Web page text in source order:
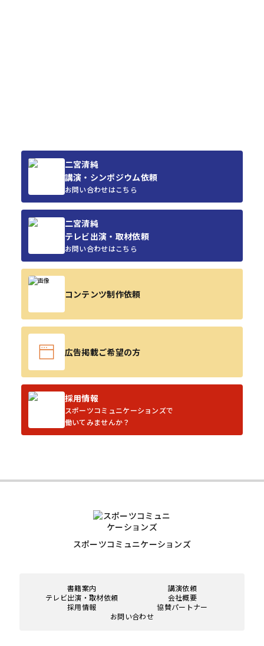
二宮清純
講演・シンポジウム依頼
お問い合わせはこちら
二宮清純
テレビ出演・取材依頼
お問い合わせはこちら
コンテンツ制作依頼
広告掲載ご希望の方
採用情報
スポーツコミュニケーションズで
働いてみませんか？
スポーツコミュニケーションズ
書籍案内
講演依頼
テレビ出演・取材依頼
会社概要
採用情報
協賛パートナー
お問い合わせ